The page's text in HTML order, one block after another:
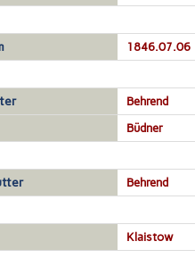
1846.07.06
Behrend
Büdner
Behrend
Klaistow